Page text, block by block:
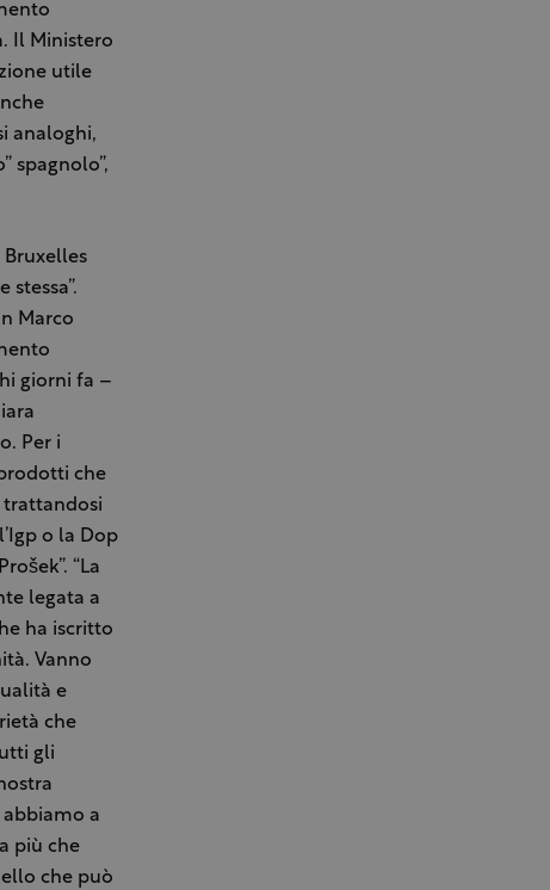
Il Ministero
utile
analoghi,
spagnolo”,
Marco
giorni fa –
Per i
che
trattandosi
o la Dop
“La
legata a
ha iscritto
Vanno
e
che
gli
a
più che
che può